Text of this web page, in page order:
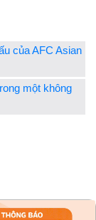
của AFC Asian
một không